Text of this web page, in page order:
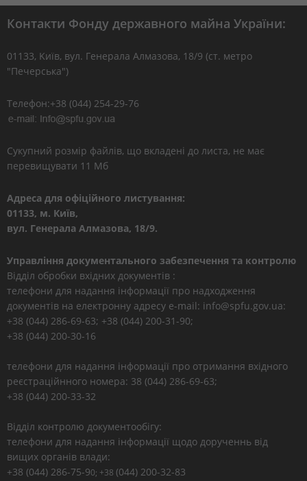
Контакти Фонду державного майна України:
01133, Kиїв, вул. Генерала Алмазова, 18/9 (ст. метро
"Печерська")
Телефон:+38 (044) 254-29-76
Сукупний розмір файлів, що вкладені до листа, не має
перевищувати 11 Мб
Адреса для офіційного листування:
01133, м. Київ,
вул. Генерала Алмазова, 18/9.
Управління документального забезпечення та контролю
Відділ обробки вхідних документів :
телефони для надання інформації про надходження
документів на електронну адресу e-mail: info@spfu.gov.ua:
+38 (044) 286-69-63; +38 (044) 200-31-90;
+38 (044) 200-30-16
телефони для надання інформації про отримання вхідного
реєстраційнного номера: 38 (044) 286-69-63;
+38 (044) 200-33-32
Відділ контролю документообігу:
телефони для надання інформації щодо дорученнь від
вищих органів влади:
+38 (044) 286-75-90; +38 (044) 200-32-83